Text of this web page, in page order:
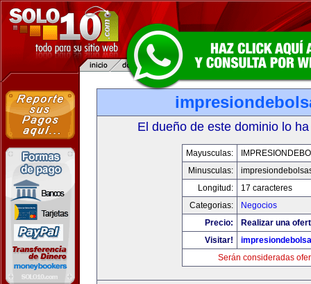
El dueño de este dominio lo
Mayusculas:
Minusculas:
Longitud:
17 caracteres
Categorias:
Negocios
Precio:
Realizar una
Visitar!
Serán consideradas